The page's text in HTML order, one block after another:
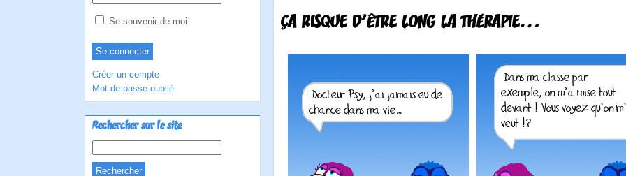
Se souvenir de moi
Créer un compte
Mot de passe oublié
Rechercher sur le site
ÇA RISQUE D’ÊTRE LONG LA THÉRAPIE…